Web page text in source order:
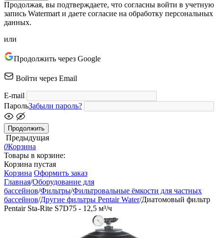
Продолжая, вы подтверждаете, что согласны войти в учетную
запись Watermart и даете согласие на обработку персональных
данных.
или
Продолжить через Google
Войти через Email
E-mail
ПарольЗабыли пароль?
Продолжить
Предыдущая
0Корзина
Товары в корзине:
Корзина пустая
Корзина Оформить заказ
Главная/Оборудование для
бассейнов/Фильтры/Фильтровальные ёмкости для частных
бассейнов/Другие фильтры Pentair Water/Диатомовый фильтр
Pentair Sta-Rite S7D75 - 12,5 м³/ч